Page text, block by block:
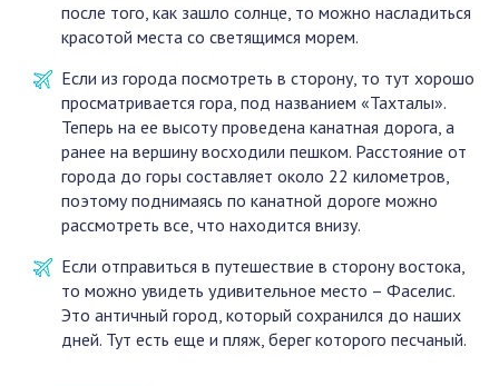
после того, как зашло солнце, то можно насладиться
красотой места со светящимся морем.
Если из города посмотреть в сторону, то тут хорошо
просматривается гора, под названием «Тахталы».
Теперь на ее высоту проведена канатная дорога, а
ранее на вершину восходили пешком. Расстояние от
города до горы составляет около 22 километров,
поэтому поднимаясь по канатной дороге можно
рассмотреть все, что находится внизу.
Если отправиться в путешествие в сторону востока,
то можно увидеть удивительное место – Фаселис.
Это античный город, который сохранился до наших
дней. Тут есть еще и пляж, берег которого песчаный.